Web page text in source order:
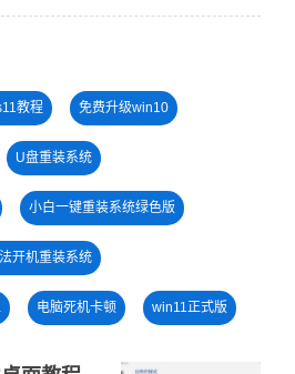
教程 免费升级win10
U盘重装系统
小白一键重装系统绿色版
开机重装系统
电脑死机卡顿 win11正式版